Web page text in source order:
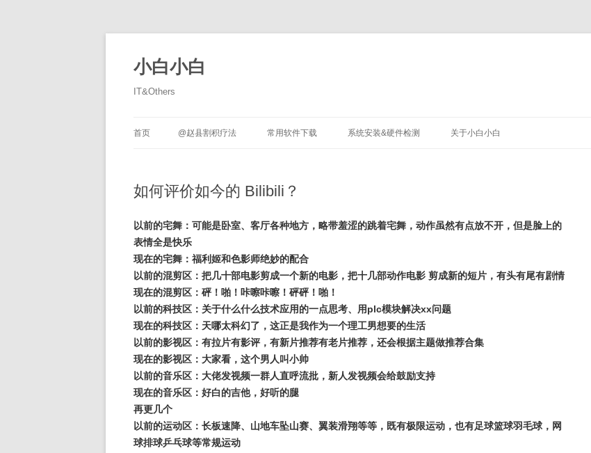
正
文
小白小白
IT&Others
首页 @赵县割积疗法 常用软件下载 系统安装&硬件检测 关于小白小白
如何评价如今的 Bilibili？
以前的宅舞：可能是卧室、客厅各种地方，略带羞涩的跳着宅舞，动作虽然有点放不开，但是脸上的
表情全是快乐
现在的宅舞：福利姬和色影师绝妙的配合
以前的混剪区：把几十部电影剪成一个新的电影，把十几部动作电影 剪成新的短片，有头有尾有剧情
现在的混剪区：砰！啪！咔嚓咔嚓！砰砰！啪！
以前的科技区：关于什么什么技术应用的一点思考、用plc模块解决xx问题
现在的科技区：天哪太科幻了，这正是我作为一个理工男想要的生活
以前的影视区：有拉片有影评，有新片推荐有老片推荐，还会根据主题做推荐合集
现在的影视区：大家看，这个男人叫小帅
以前的音乐区：大佬发视频一群人直呼流批，新人发视频会给鼓励支持
现在的音乐区：好白的吉他，好听的腿
再更几个
以前的运动区：长板速降、山地车坠山赛、翼装滑翔等等，既有极限运动，也有足球篮球羽毛球，网
球排球乒乓球等常规运动